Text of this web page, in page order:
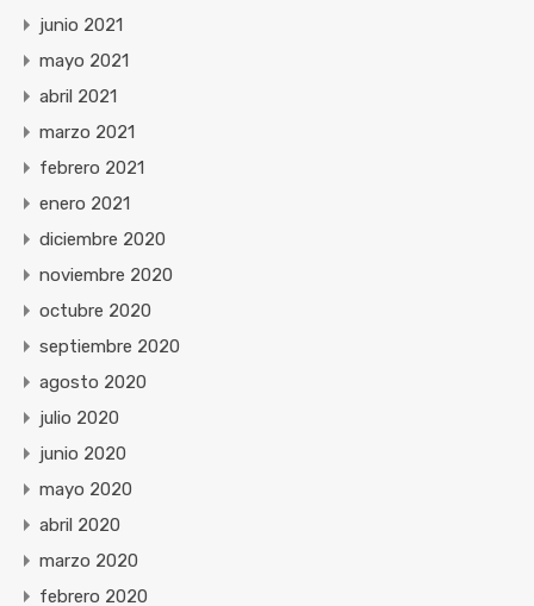
junio 2021
mayo 2021
abril 2021
marzo 2021
febrero 2021
enero 2021
diciembre 2020
noviembre 2020
octubre 2020
septiembre 2020
agosto 2020
julio 2020
junio 2020
mayo 2020
abril 2020
marzo 2020
febrero 2020